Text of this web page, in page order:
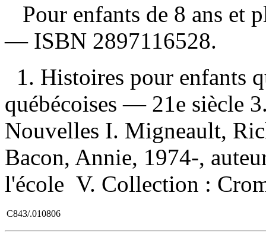
Pour enfants de 8 ans et
— ISBN 2897116528.
1. Histoires pour enfants
québécoises — 21e siècle
Nouvelles I. Migneault,
Bacon, Annie, 1974-,
l'école V. Collection :
C843/.010806